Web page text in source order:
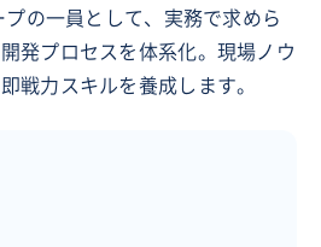
の一員として、実務で求めら
発プロセスを体系化。現場ノウ
戦力スキルを養成します。